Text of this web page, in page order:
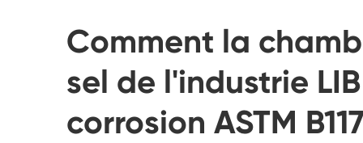
Chambres thermiques
Chambres de pulvérisation de sel
Testeur d'altération UV
Comment la
sel de l'industrie
corrosion ASTM